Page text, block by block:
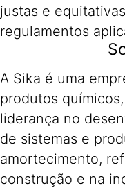
justas e
regulamentos
A Sika é uma
produtos
liderança no
de sistemas e
amortecimento,
construção e na